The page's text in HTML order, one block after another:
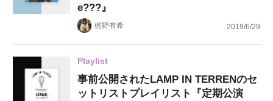
e???』
梶野有希 2019/6/29
Playlist
事前公開されたLAMP IN TERRENのセ
ットリストプレイリスト『定期公演